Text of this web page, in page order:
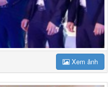
Xem ảnh